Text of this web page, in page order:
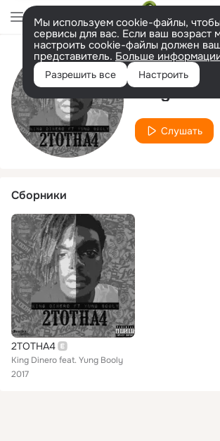
Мы используем cookie-файлы,
сервисы для вас. Если ваш возраст
настроить cookie-файлы должен
представитель. Больше
Разрешить все Настроить
Исполнитель
King Dinero
Слушать
Сборники
2TOTHA4
King Dinero feat. Yung Booly
2017